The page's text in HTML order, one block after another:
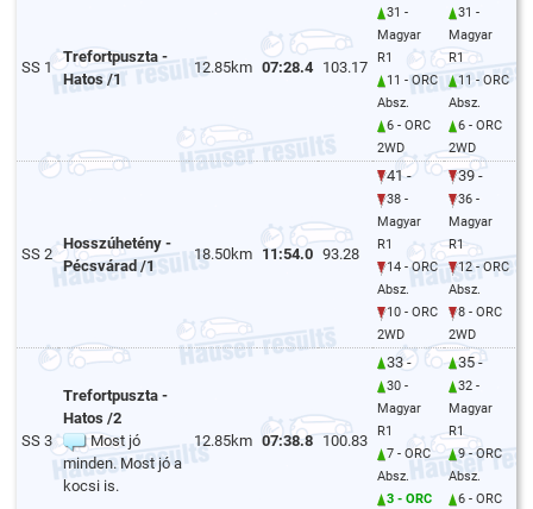
SS 1
Trefortpuszta -
Hatos /1
12.85km 07:28.4 103.17
31 -
Magyar
R1
11 - ORC
Absz.
6 - ORC
2WD
31 -
Magyar
R1
11 - ORC
Absz.
6 - ORC
2WD
SS 2
Hosszúhetény -
Pécsvárad /1
18.50km 11:54.0 93.28
41 -
38 -
Magyar
R1
14 - ORC
Absz.
10 - ORC
2WD
39 -
36 -
Magyar
R1
12 - ORC
Absz.
8 - ORC
2WD
SS 3
Trefortpuszta -
Hatos /2
Most jó
minden. Most jó a
kocsi is.
12.85km 07:38.8 100.83
33 -
30 -
Magyar
R1
7 - ORC
Absz.
3 - ORC
35 -
32 -
Magyar
R1
9 - ORC
Absz.
6 - ORC